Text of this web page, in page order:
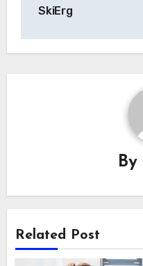
SkiErg
By
Related Post